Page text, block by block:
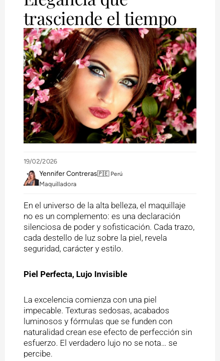
trasciende el tiempo
19/02/2026
Yennifer Contreras🇵🇪 Perú
Maquilladora
En el universo de la alta belleza, el maquillaje
no es un complemento: es una declaración
silenciosa de poder y sofisticación. Cada trazo,
cada destello de luz sobre la piel, revela
seguridad, carácter y estilo.
Piel Perfecta, Lujo Invisible
La excelencia comienza con una piel
impecable. Texturas sedosas, acabados
luminosos y fórmulas que se funden con
naturalidad crean ese efecto de perfección sin
esfuerzo. El verdadero lujo no se nota… se
percibe.